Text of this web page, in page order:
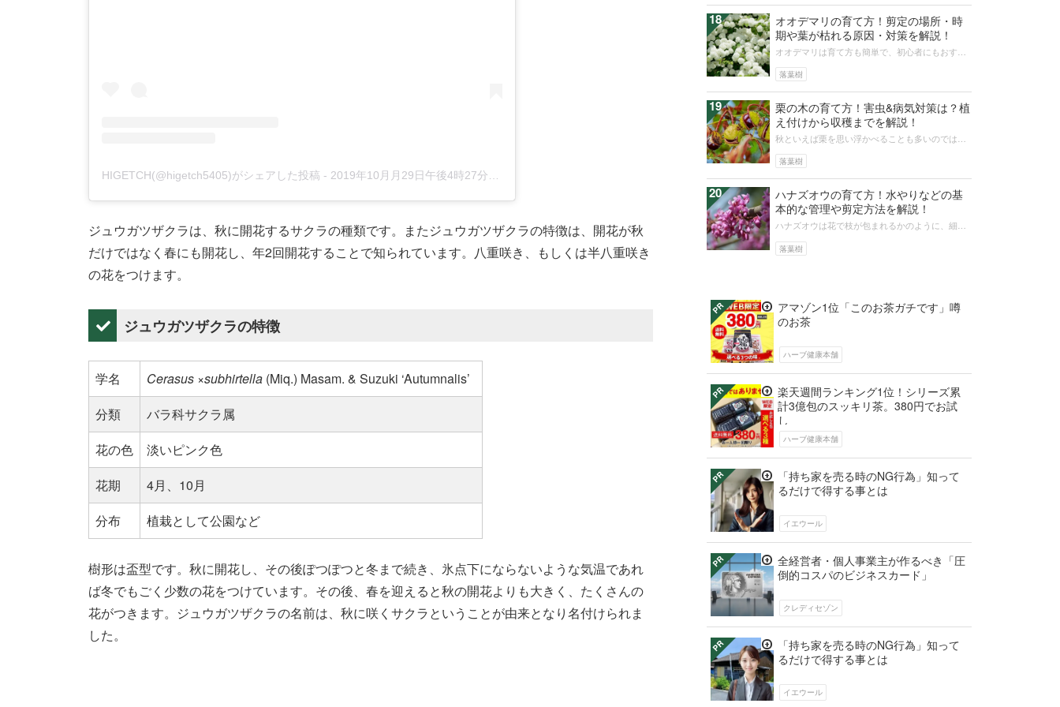
HIGETCH(@higetch5405)がシェアした投稿 - 2019年10月月29日午後4時27分PDT
ジュウガツザクラは、秋に開花するサクラの種類です。またジュウガツザクラの特徴は、開花が秋
だけではなく春にも開花し、年2回開花することで知られています。八重咲き、もしくは半八重咲き
の花をつけます。
ジュウガツザクラの特徴
学名 Cerasus ×subhirtella (Miq.) Masam. & Suzuki ‘Autumnalis’
分類
バラ科サクラ属
花の色
淡いピンク色
花期
4月、10月
分布
植栽として公園など
樹形は盃型です。秋に開花し、その後ぽつぽつと冬まで続き、氷点下にならないような気温であれ
ば冬でもごく少数の花をつけています。その後、春を迎えると秋の開花よりも大きく、たくさんの
花がつきます。ジュウガツザクラの名前は、秋に咲くサクラということが由来となり名付けられま
した。
18
落葉樹
オオデマリの育て方！剪定の場所・時
期や葉が枯れる原因・対策を解説！
オオデマリは育て方も簡単で、初心者にもおすす
うなかわいらしい花を木にいっぱい咲...
19
落葉樹
栗の木の育て方！害虫&病気対策は？植
え付けから収穫までを解説！
秋といえば栗を思い浮かべることも多いのではな
った料理は沢山あります。栗の育て方...
20
落葉樹
ハナズオウの育て方！水やりなどの基
本的な管理や剪定方法を解説！
ハナズオウは花で枝が包まれるかのように、細や
木です。庭木として育て方も簡単で、...
アマゾン1位「このお茶ガチです」噂
のお茶
ハーブ健康本舗
楽天週間ランキング1位！シリーズ累
計3億包のスッキリ茶。380円でお試
し
ハーブ健康本舗
「持ち家を売る時のNG行為」知って
るだけで得する事とは
イエウール
全経営者・個人事業主が作るべき「圧
倒的コスパのビジネスカード」
クレディセゾン
「持ち家を売る時のNG行為」知って
るだけで得する事とは
イエウール